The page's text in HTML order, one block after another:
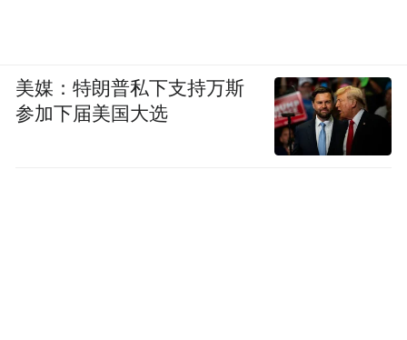
美媒：特朗普私下支持万斯
参加下届美国大选